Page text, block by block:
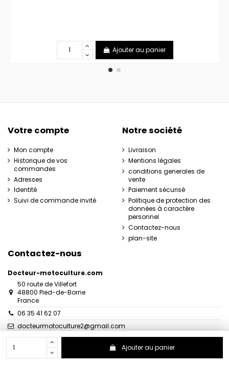
Ajouter au panier
Ajouter au panier
Votre compte
Mon compte
Historique de vos
commandes
Adresses
Identité
Suivi de commande invité
Notre société
Livraison
Mentions légales
conditions generales de
vente
Paiement sécurisé
Politique de protection des
données à caractère
personnel
Contactez-nous
plan-site
Contactez-nous
Docteur-motoculture.com
50 route de Villefort
48800 Pied-de-Borne
France
06 35 41 62 07
docteurmotoculture2@gmail.com